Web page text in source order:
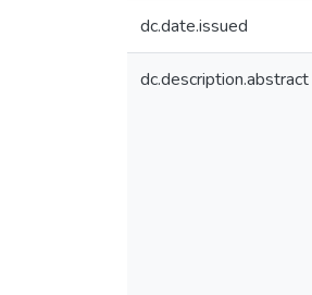
dc.date.issued
dc.description.abstract